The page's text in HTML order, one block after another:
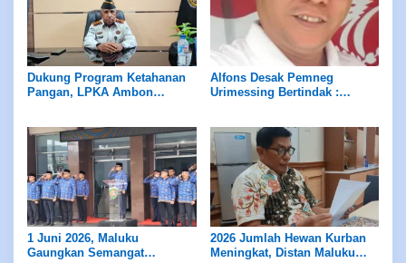
Dukung Program Ketahanan
Pangan, LPKA Ambon
Alfons Desak Pemneg
Urimessing Bertindak :
1 Juni 2026, Maluku
Gaungkan Semangat
2026 Jumlah Hewan Kurban
Meningkat, Distan Maluku